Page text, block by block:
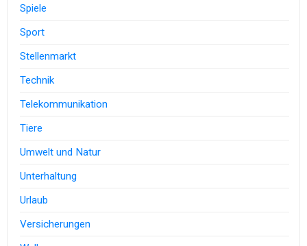
Spiele
Sport
Stellenmarkt
Technik
Telekommunikation
Tiere
Umwelt und Natur
Unterhaltung
Urlaub
Versicherungen